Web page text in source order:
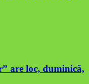
are loc, duminică,